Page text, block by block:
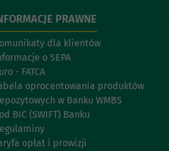
PRAWNE
dla klientów
o SEPA
- FATCA
oprocentowania produktów
w Banku WMBS
BIC (SWIFT) Banku
opłat i prowizji